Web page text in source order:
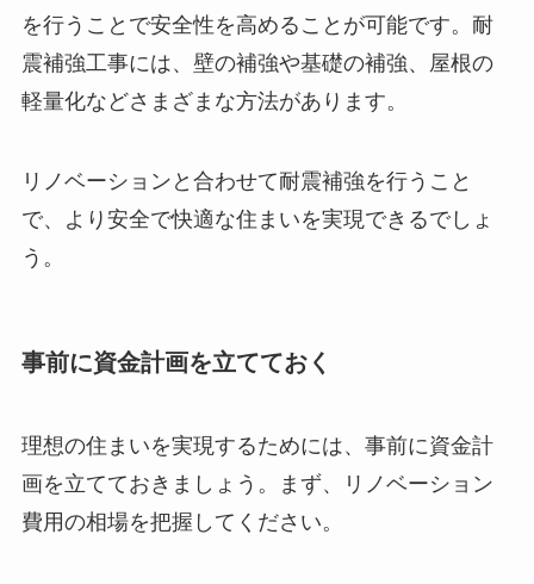
を行うことで安全性を高めることが可能です。耐
震補強工事には、壁の補強や基礎の補強、屋根の
軽量化などさまざまな方法があります。
リノベーションと合わせて耐震補強を行うこと
で、より安全で快適な住まいを実現できるでしょ
う。
事前に資金計画を立てておく
理想の住まいを実現するためには、事前に資金計
画を立てておきましょう。まず、リノベーション
費用の相場を把握してください。